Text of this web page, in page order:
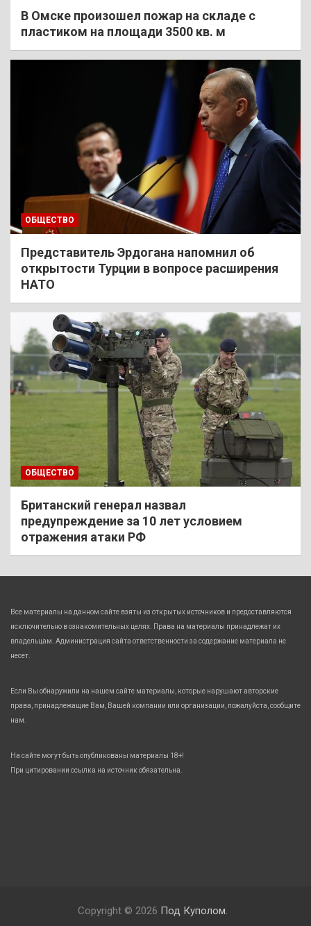
В Омске произошел пожар на складе с
пластиком на площади 3500 кв. м
ОБЩЕСТВО
Представитель Эрдогана напомнил об
открытости Турции в вопросе расширения
НАТО
ОБЩЕСТВО
Британский генерал назвал
предупреждение за 10 лет условием
отражения атаки РФ
Все материалы на данном сайте взяты из открытых источников и предоставляются
исключительно в ознакомительных целях. Права на материалы принадлежат их
владельцам. Администрация сайта ответственности за содержание материала не
несет.
Если Вы обнаружили на нашем сайте материалы, которые нарушают авторские
права, принадлежащие Вам, Вашей компании или организации, пожалуйста, сообщите
нам.
На сайте могут быть опубликованы материалы 18+!
При цитировании ссылка на источник обязательна.
Copyright © 2026 Под Куполом.